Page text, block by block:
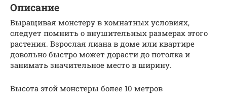
Описание
Выращивая монстеру в комнатных условиях,
следует помнить о внушительных размерах этого
растения. Взрослая лиана в доме или квартире
довольно быстро может дорасти до потолка и
занимать значительное место в ширину.
Высота этой монстеры более 10 метров